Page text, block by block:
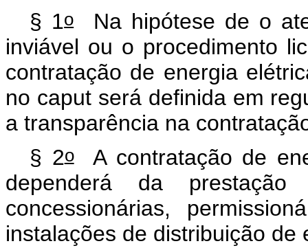
§ 1oNa hipótese de o
inviável ou o procedimento
contratação de energia
no caputserá definida em
a transparência na
§ 2oA contratação de
dependerá da
concessionárias,
instalações de distribuição de